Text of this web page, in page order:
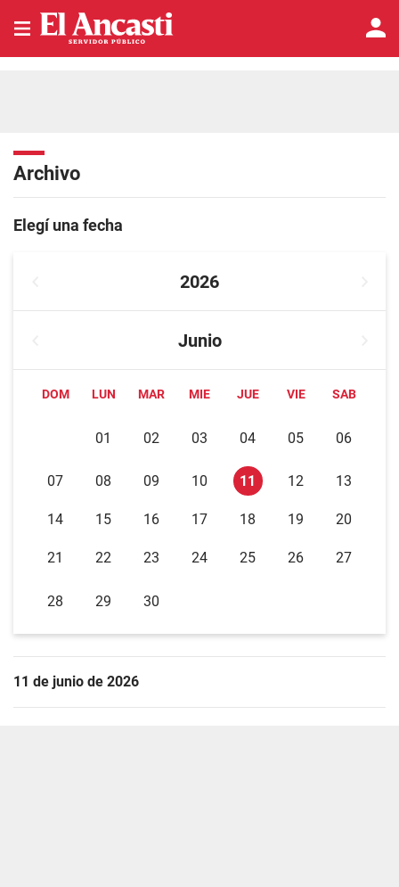
Archivo
Elegí una fecha
2026
Junio
DOM LUN MAR MIE JUE VIE SAB
01 02 03 04 05 06
07 08 09 10 11 12 13
14 15 16 17 18 19 20
21 22 23 24 25 26 27
28 29 30
11 de junio de 2026